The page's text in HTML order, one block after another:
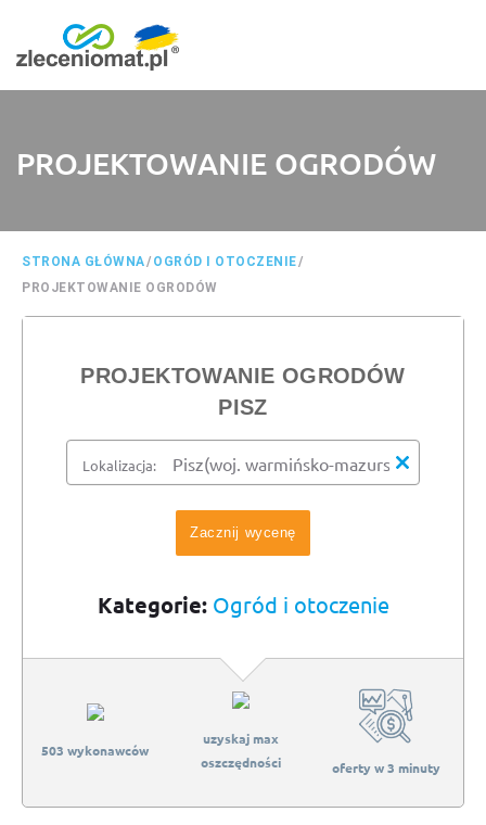
PROJEKTOWANIE OGRODÓW
STRONA GŁÓWNA/ OGRÓD I OTOCZENIE/
PROJEKTOWANIE OGRODÓW
PROJEKTOWANIE OGRODÓW
PISZ
Lokalizacja:
Zacznij wycenę
Kategorie: Ogród i otoczenie
503 wykonawców
uzyskaj max
oszczędności
oferty w 3 minuty